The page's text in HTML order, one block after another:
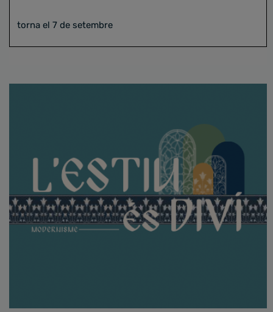
torna el 7 de setembre